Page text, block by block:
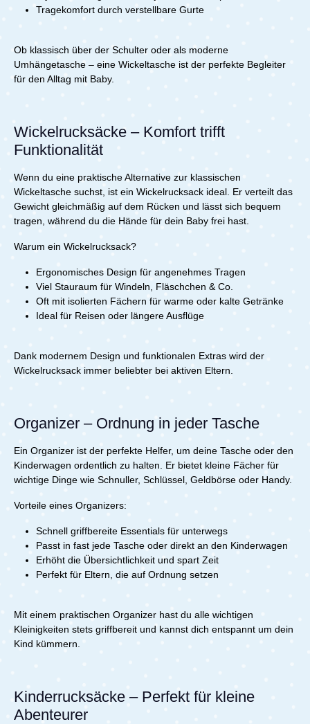
Tragekomfort durch verstellbare Gurte
Ob klassisch über der Schulter oder als moderne
Umhängetasche – eine Wickeltasche ist der perfekte Begleiter
für den Alltag mit Baby.
Wickelrucksäcke – Komfort trifft
Funktionalität
Wenn du eine praktische Alternative zur klassischen
Wickeltasche suchst, ist ein Wickelrucksack ideal. Er verteilt das
Gewicht gleichmäßig auf dem Rücken und lässt sich bequem
tragen, während du die Hände für dein Baby frei hast.
Warum ein Wickelrucksack?
Ergonomisches Design für angenehmes Tragen
Viel Stauraum für Windeln, Fläschchen & Co.
Oft mit isolierten Fächern für warme oder kalte Getränke
Ideal für Reisen oder längere Ausflüge
Dank modernem Design und funktionalen Extras wird der
Wickelrucksack immer beliebter bei aktiven Eltern.
Organizer – Ordnung in jeder Tasche
Ein Organizer ist der perfekte Helfer, um deine Tasche oder den
Kinderwagen ordentlich zu halten. Er bietet kleine Fächer für
wichtige Dinge wie Schnuller, Schlüssel, Geldbörse oder Handy.
Vorteile eines Organizers:
Schnell griffbereite Essentials für unterwegs
Passt in fast jede Tasche oder direkt an den Kinderwagen
Erhöht die Übersichtlichkeit und spart Zeit
Perfekt für Eltern, die auf Ordnung setzen
Mit einem praktischen Organizer hast du alle wichtigen
Kleinigkeiten stets griffbereit und kannst dich entspannt um dein
Kind kümmern.
Kinderrucksäcke – Perfekt für kleine
Abenteurer